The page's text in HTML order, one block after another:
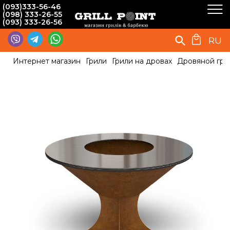
(093)333-56-46
(098) 333-26-55
(093) 333-26-56
RU
Интернет магазин Грили Грили на дровах Дровяной